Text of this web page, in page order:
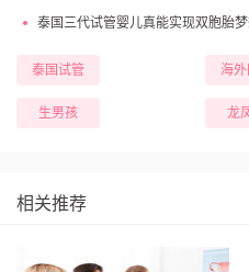
泰国三代试管婴儿真能实现双胞胎
泰国试管 海
生男孩 龙
相关推荐